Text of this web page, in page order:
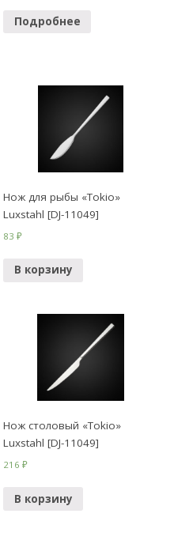
Подробнее
Нож для рыбы «Tokio»
Luxstahl [DJ-11049]
83₽
В корзину
Нож столовый «Tokio»
Luxstahl [DJ-11049]
216₽
В корзину